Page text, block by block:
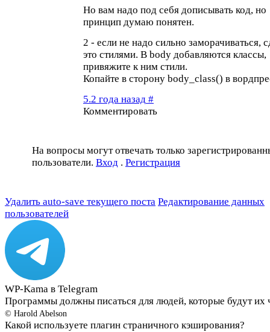
Но вам надо под себя дописывать код, но
принцип думаю понятен.
2 - если не надо сильно заморачиваться,
это стилями. В body добавляются классы,
привяжите к ним стили.
Копайте в сторону body_class() в
5.2 года назад #
Комментировать
На вопросы могут отвечать только
пользователи. Вход . Регистрация
Удалить auto-save текущего поста Редактирование данных
пользователей
WP-Kama в Telegram
Программы должны писаться для людей, которые будут их
© Harold Abelson
Какой используете плагин страничного кэширования?